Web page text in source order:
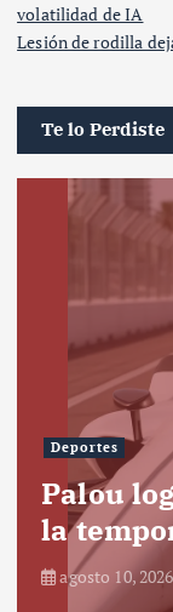
volatilidad de IA
Lesión de rodilla
Te lo Perdiste
Deportes
Palou
la
agosto 10, 2026